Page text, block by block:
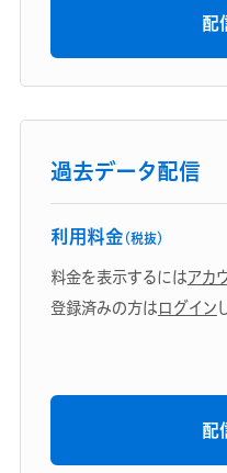
配
過去データ配信
利用料金 （税抜）
料金を表示するにはアカ
登録済みの方はログイン
配